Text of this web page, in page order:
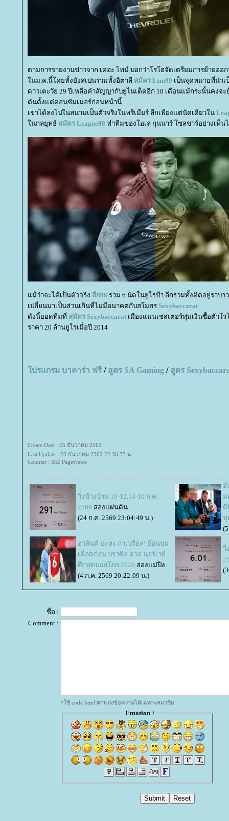
ตามการรายงานข่าวจาก เดอะ ไทม์ บอกว่าโรโฮจัดเตรียมการย้ายอ
นม.ค.นี้โดยทั้งยังสเปนรวมทั้งอิตาลี สมัคร Lsm99 เป็นจุดหมายที่น่าเ
ดาวเตะวัย 29 ปีเหลือคำสัญญากับยูไนเต็ดอีก 18 เดือนแม้กระนั้นคงจ
ตันตั้งแต่ตอนซัมเมอร์ก่อนหน้านี้
เขาได้ลงไปในสนามเป็นตัวจริงในพรีเมียร์ ลีกเพียงแต่นัดเดียวใน
นกลยุทธ์ สมัคร League88 ทำทีมของโอเล่ กุนนาร์ โซลชาร์อย่างเห็น
ม้ว่าจะได้เป็นตัวจริง ลีก88 รวม 6 นัดในยูโรป้า ลีกรวมทั้งติดอยู่ราบ
เปลี่ยนมาเป็นส่วนเกินที่ไม่มีอนาคตกับสโมสร Sexybaccarat
ดังนี้ยอดทีมที่ สมัคร Sexybaccarat เมืองแมนเชสเตอร์ทุ่มเงินซื้อตัวโ
ราคา 20 ล้านยูโรเมื่อปี 2014
ปรแกรม บาคาร่า ฟรี/ สูตร SA Gaming / สูตร
Create Date : 25 ธันวาคม 2562
Last Update : 25 ธันวาคม 2562 22:36:35 น.
Counter : 352 Pageviews.
วิ่งข้างบ้าน 10-12,14-16 ก.ค.
2569 สองแผ่นดิน
(24 ก.ค. 2569 23:04:49 น.)
อั
ม
ดี
ฟุ
ฮาลันด์ ปะทะ กาเบรียล! ย้อนปม
เดือดก่อน บราซิล ดวล นอร์เวย์
ศึกฟุตบอลโลก 2026 ล่องแม่ปิง
(4 ก.ค. 2569 20:22:09 น.)
วิ่
ชื่อ :
Comment :
*ใช้ code html ตกแต่งข้อความได้เฉพาะสมาชิก
+ Emotion+